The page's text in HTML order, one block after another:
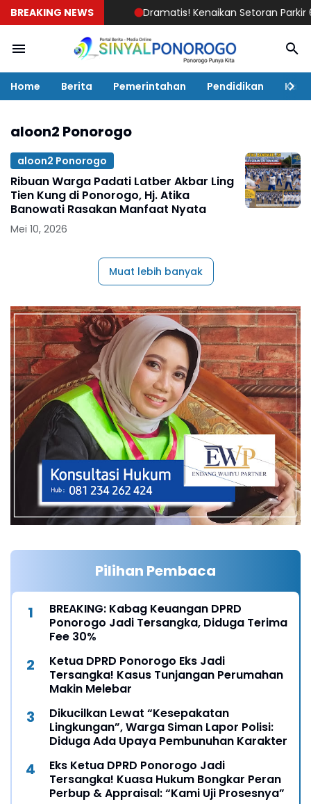
BREAKING NEWS Dramatis! Kenaikan Setoran Parkir 68
Home Berita Pemerintahan Pendidikan
aloon2 Ponorogo
aloon2 Ponorogo
Ribuan Warga Padati Latber Akbar Ling
Tien Kung di Ponorogo, Hj. Atika
Banowati Rasakan Manfaat Nyata
Mei 10, 2026
Muat lebih banyak
Pilihan Pembaca
BREAKING: Kabag Keuangan DPRD
Ponorogo Jadi Tersangka, Diduga Terima
Fee 30%
Ketua DPRD Ponorogo Eks Jadi
Tersangka! Kasus Tunjangan Perumahan
Makin Melebar
Dikucilkan Lewat “Kesepakatan
Lingkungan”, Warga Siman Lapor Polisi:
Diduga Ada Upaya Pembunuhan Karakter
Eks Ketua DPRD Ponorogo Jadi
Tersangka! Kuasa Hukum Bongkar Peran
Perbup & Appraisal: “Kami Uji Prosesnya”